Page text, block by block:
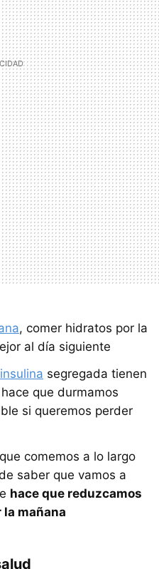
, comer hidratos por la
al día siguiente
insulina segregada tienen
que durmamos
si queremos perder
comemos a lo largo
saber que vamos a
hace que reduzcamos
mañana